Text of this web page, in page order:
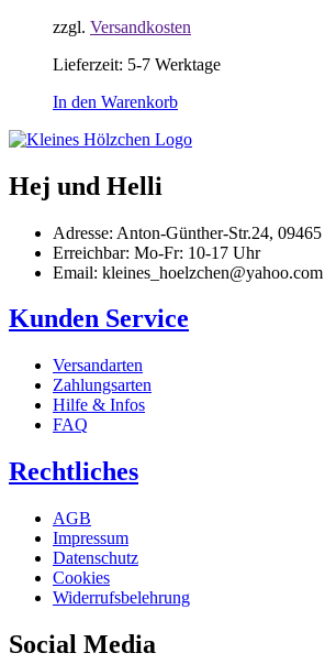
zzgl. Versandkosten
Lieferzeit: 5-7 Werktage
In den Warenkorb
Hej und Helli
Adresse: Anton-Günther-Str.24, 09465
Erreichbar: Mo-Fr: 10-17 Uhr
Email: kleines_hoelzchen@yahoo.com
Kunden Service
Versandarten
Zahlungsarten
Hilfe & Infos
FAQ
Rechtliches
AGB
Impressum
Datenschutz
Cookies
Widerrufsbelehrung
Social Media